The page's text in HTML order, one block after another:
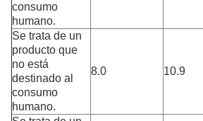
consumo
humano.
Se trata de un
producto que
no está
destinado al
consumo
humano.
8.0 10.9